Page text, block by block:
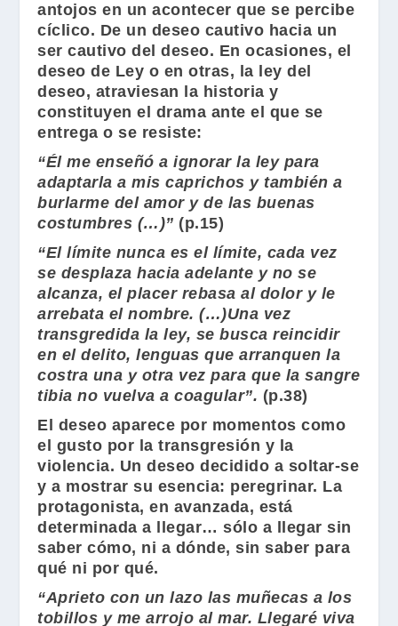
antojos en un acontecer que se percibe
cíclico. De un deseo cautivo hacia un
ser cautivo del deseo. En ocasiones, el
deseo de Ley o en otras, la ley del
deseo, atraviesan la historia y
constituyen el drama ante el que se
entrega o se resiste:
“Él me enseñó a ignorar la ley para
adaptarla a mis caprichos y también a
burlarme del amor y de las buenas
costumbres (…)” (p.15)
“El límite nunca es el límite, cada vez
se desplaza hacia adelante y no se
alcanza, el placer rebasa al dolor y le
arrebata el nombre. (…)Una vez
transgredida la ley, se busca reincidir
en el delito, lenguas que arranquen la
costra una y otra vez para que la sangre
tibia no vuelva a coagular”. (p.38)
El deseo aparece por momentos como
el gusto por la transgresión y la
violencia. Un deseo decidido a soltar-se
y a mostrar su esencia: peregrinar. La
protagonista, en avanzada, está
determinada a llegar… sólo a llegar sin
saber cómo, ni a dónde, sin saber para
qué ni por qué.
“Aprieto con un lazo las muñecas a los
tobillos y me arrojo al mar. Llegaré viva